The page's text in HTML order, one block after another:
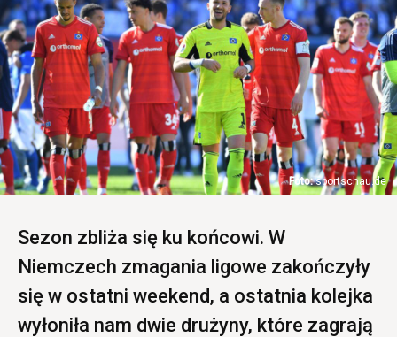
sportschau.de
Sezon zbliża się ku końcowi. W
Niemczech zmagania ligowe zakończyły
się w ostatni weekend, a ostatnia kolejka
wyłoniła nam dwie drużyny, które zagrają